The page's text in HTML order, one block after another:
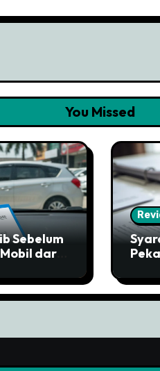
You Missed
Sebelum
dari